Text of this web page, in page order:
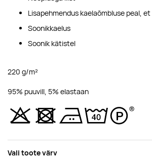
Lisapehmendus kaelaõmbluse peal,
Soonikkaelus
Soonik kätistel
220 g/m²
95% puuvill, 5% elastaan
Vali toote värv